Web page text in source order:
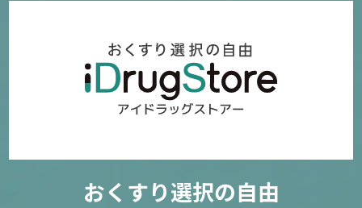
おくすり選択の自由